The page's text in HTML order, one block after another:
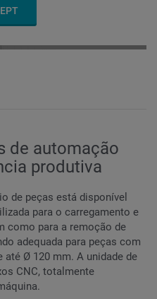
de automação
produtiva
de peças está disponível
para o carregamento e
como para a remoção de
adequada para peças com
até Ø 120 mm. A unidade de
CNC, totalmente